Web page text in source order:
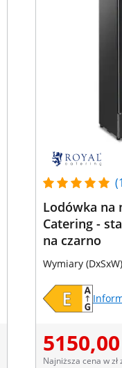
Lodówka na
Catering -
na czarno
Wymiary (DxSxW)
5150,00
Najniższa cena w